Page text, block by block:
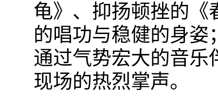
龟》、抑扬顿挫的《
的唱功与稳健的身姿
通过气势宏大的音乐
现场的热烈掌声。